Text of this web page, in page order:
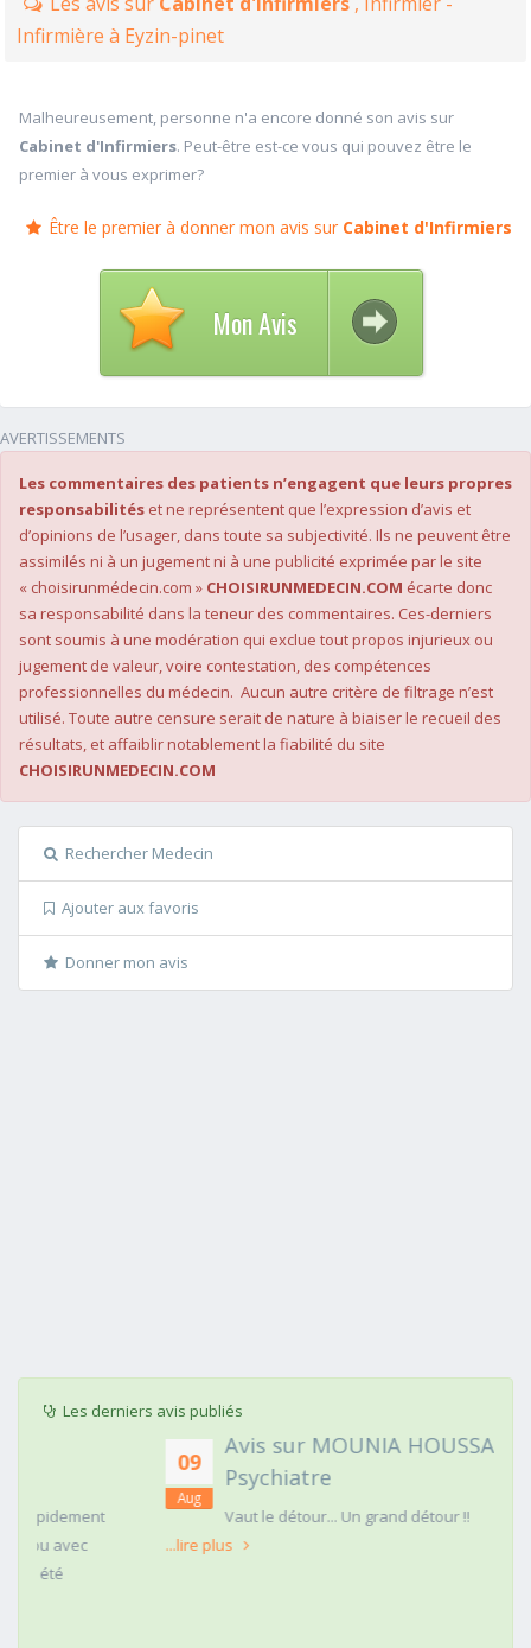
Infirmière à Eyzin-pinet
Malheureusement, personne n'a encore donné son avis sur
Cabinet d'Infirmiers. Peut-être est-ce vous qui pouvez être le
premier à vous exprimer?
Être le premier à donner mon avis sur Cabinet d'Infirmiers
Mon Avis
AVERTISSEMENTS
Les commentaires des patients n’engagent que leurs propres
responsabilités et ne représentent que l’expression d’avis et
d’opinions de l’usager, dans toute sa subjectivité. Ils ne peuvent être
assimilés ni à un jugement ni à une publicité exprimée par le site
« choisirunmédecin.com » CHOISIRUNMEDECIN.COM écarte donc
sa responsabilité dans la teneur des commentaires. Ces-derniers
sont soumis à une modération qui exclue tout propos injurieux ou
jugement de valeur, voire contestation, des compétences
professionnelles du médecin. Aucun autre critère de filtrage n’est
utilisé. Toute autre censure serait de nature à biaiser le recueil des
résultats, et affaiblir notablement la fiabilité du site
CHOISIRUNMEDECIN.COM
Rechercher Medecin
Ajouter aux favoris
Donner mon avis
Les derniers avis publiés
Avis sur MOUNIA HOUSSAIM,
Psychiatre
Vaut le détour... Un grand détour !!
...lire plus